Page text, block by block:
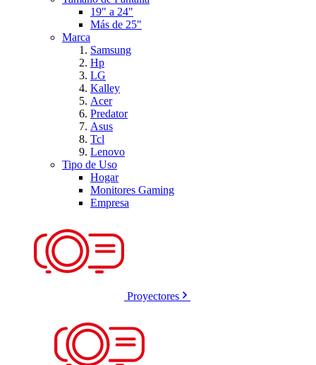
19" a 24"
Más de 25"
Marca
Samsung
Hp
LG
Kalley
Acer
Predator
Asus
Tcl
Lenovo
Tipo de Uso
Hogar
Monitores Gaming
Empresa
Proyectores